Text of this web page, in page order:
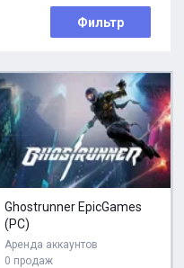
Фильтр
Ghostrunner EpicGames
(PC)
Аренда аккаунтов
0 продаж